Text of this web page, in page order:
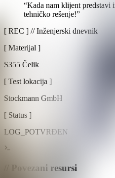
“Kada nam klijent predstavi
tehničko rešenje!”
[ REC ] //Inženjerski dnevnik
[ Materijal ]
S355 Čelik
[ Test lokacija ]
Stockmann GmbH
[ Status ]
LOG_POTVRĐEN
// Povezani resursi